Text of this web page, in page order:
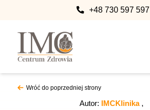
+48 730 597 597
Wróć do poprzedniej strony
Autor: IMCKlinika